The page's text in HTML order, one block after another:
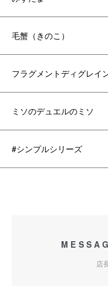
毛蟹（きのこ）
フラグメントディグレイ
ミソのデュエルのミソ
#シンプルシリーズ
店